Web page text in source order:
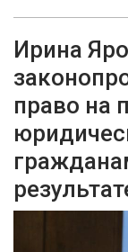
Ирина
право на